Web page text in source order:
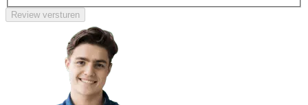
Review versturen